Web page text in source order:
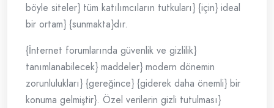
böyle siteler} tüm katılımcıların tutkuları} {için} ideal
bir ortam} {sunmakta}dır.
{İnternet forumlarında güvenlik ve gizlilik}
tanımlanabilecek} maddeler} modern dönemin
zorunlulukları} {gereğince} {giderek daha önemli} bir
konuma gelmiştir}. Özel verilerin gizli tutulması}